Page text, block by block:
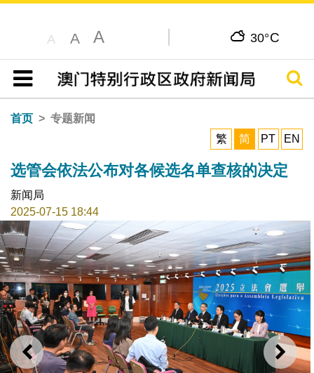
A A A 30°C
目录
搜寻
首页
专题新闻
繁
简 PT EN
选管会依法公布对各候选名单查核的决定
新闻局
2025-07-15 18:44
上一则 下一